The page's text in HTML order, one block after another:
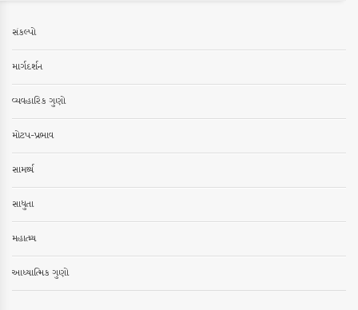
સંકલ્પો
માર્ગદર્શન
વ્યવહારિક ગુણો
મોટપ-પ્રભાવ
સામર્થ્ય
સાધુતા
મહાત્મ્ય
આધ્યાત્મિક ગુણો